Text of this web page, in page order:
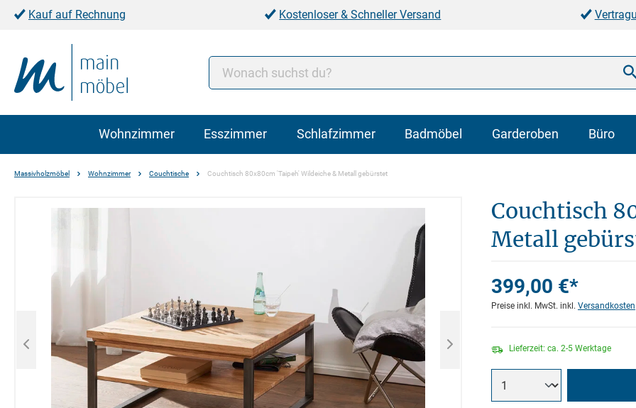
Kauf auf Rechnung Kostenloser & Schneller Versand
Wohnzimmer Esszimmer Schlafzimmer Badmöbel Garderoben Büro
Massivholzmöbel Wohnzimmer Couchtische Couchtisch 80x80cm 'Taipeh' Wildeiche & Metall gebürstet
Couchtisch
Metall
399,00 €*
Preise inkl. MwSt. inkl. Versandkosten
Lieferzeit: ca. 2-5 Werktage